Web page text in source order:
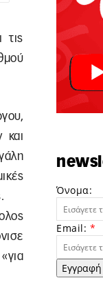
τις
και
Όνομα:
Email: *
Εγγραφή